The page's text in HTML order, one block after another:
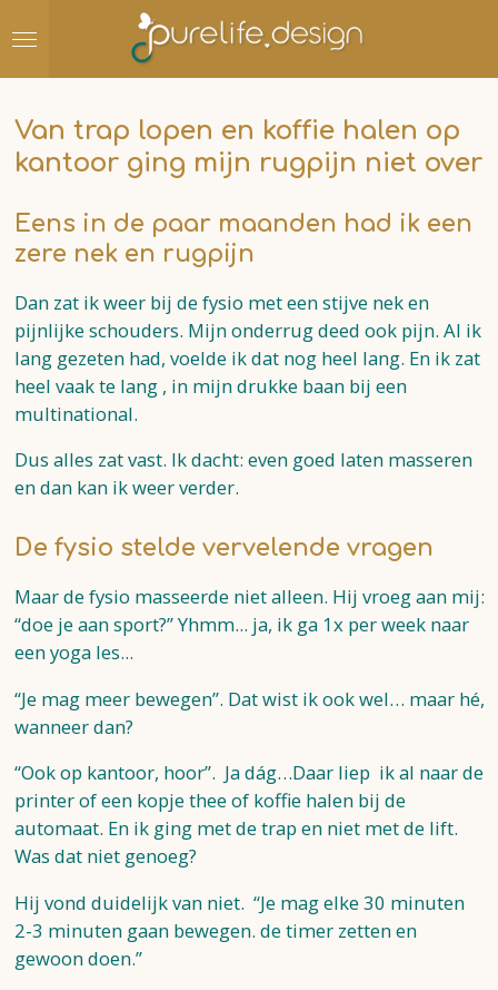
direct
naar
hoofdinhoud
Van trap lopen en koffie halen op
kantoor ging mijn rugpijn niet over
Eens in de paar maanden had ik een
zere nek en rugpijn
Dan zat ik weer bij de fysio met een stijve nek en
pijnlijke schouders. Mijn onderrug deed ook pijn. Al ik
lang gezeten had, voelde ik dat nog heel lang. En ik zat
heel vaak te lang , in mijn drukke baan bij een
multinational.
Dus alles zat vast. Ik dacht: even goed laten masseren
en dan kan ik weer verder.
De fysio stelde vervelende vragen
Maar de fysio masseerde niet alleen. Hij vroeg aan mij:
“doe je aan sport?” Yhmm... ja, ik ga 1x per week naar
een yoga les...
“Je mag meer bewegen”. Dat wist ik ook wel… maar hé,
wanneer dan?
“Ook op kantoor, hoor”. Ja dág…Daar liep ik al naar de
printer of een kopje thee of koffie halen bij de
automaat. En ik ging met de trap en niet met de lift.
Was dat niet genoeg?
Hij vond duidelijk van niet. “Je mag elke 30 minuten
2-3 minuten gaan bewegen. de timer zetten en
gewoon doen.”